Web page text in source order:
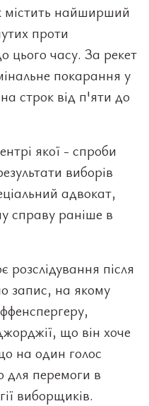
містить найширший
проти
цього часу. За рекет
покарання у
строк від п'яти до
якої - спроби
виборів
адвокат,
справу раніше в
розслідування після
запис, на якому
що він хоче
на один голос
для перемоги в
виборщиків.